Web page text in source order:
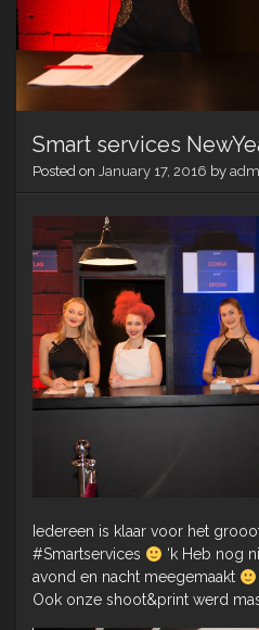
Smart services
Posted on January 17, 2016 by
Iedereen is klaar voor het
#Smartservices
‘k Heb nog
avond en nacht meegemaakt
Ook onze shoot&print werd